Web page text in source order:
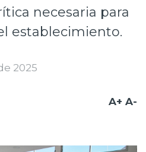
necesaria para
establecimiento.
2025
A+ A-